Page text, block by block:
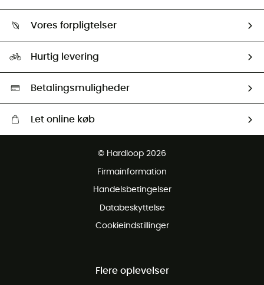
Returnering & Tilbagebetaling
Our ambassadors
Vores forpligtelser
Second hand
HardGreen Udvalg
Hurtig levering
Betalingsmuligheder
Let online køb
Gratis retur inden for 100 dage
© Hardloop 2026
Firmainformation
Handelsbetingelser
Databeskyttelse
Cookieindstillinger
Flere oplevelser